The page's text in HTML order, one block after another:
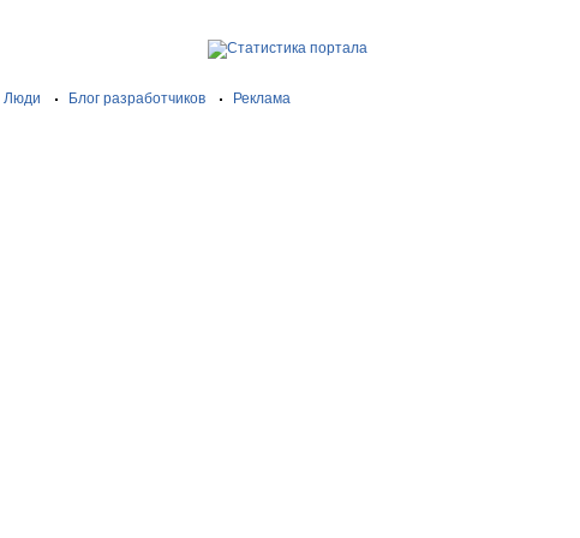
Люди Блог разработчиков
Реклама